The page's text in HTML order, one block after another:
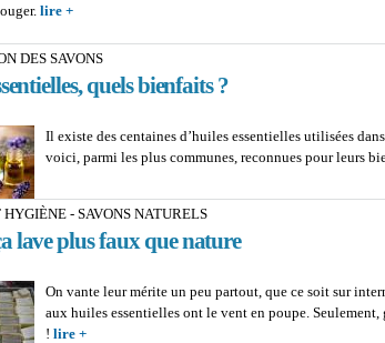
lire +
DES SAVONS
quels bienfaits ?
Il existe des centaines d’huiles essentielles utilisées
voici, parmi les plus communes, reconnues pour leurs
- SAVONS NATURELS
lave plus faux que nature
On vante leur mérite un peu partout, que ce soit sur
aux huiles essentielles ont le vent en poupe.
! lire +